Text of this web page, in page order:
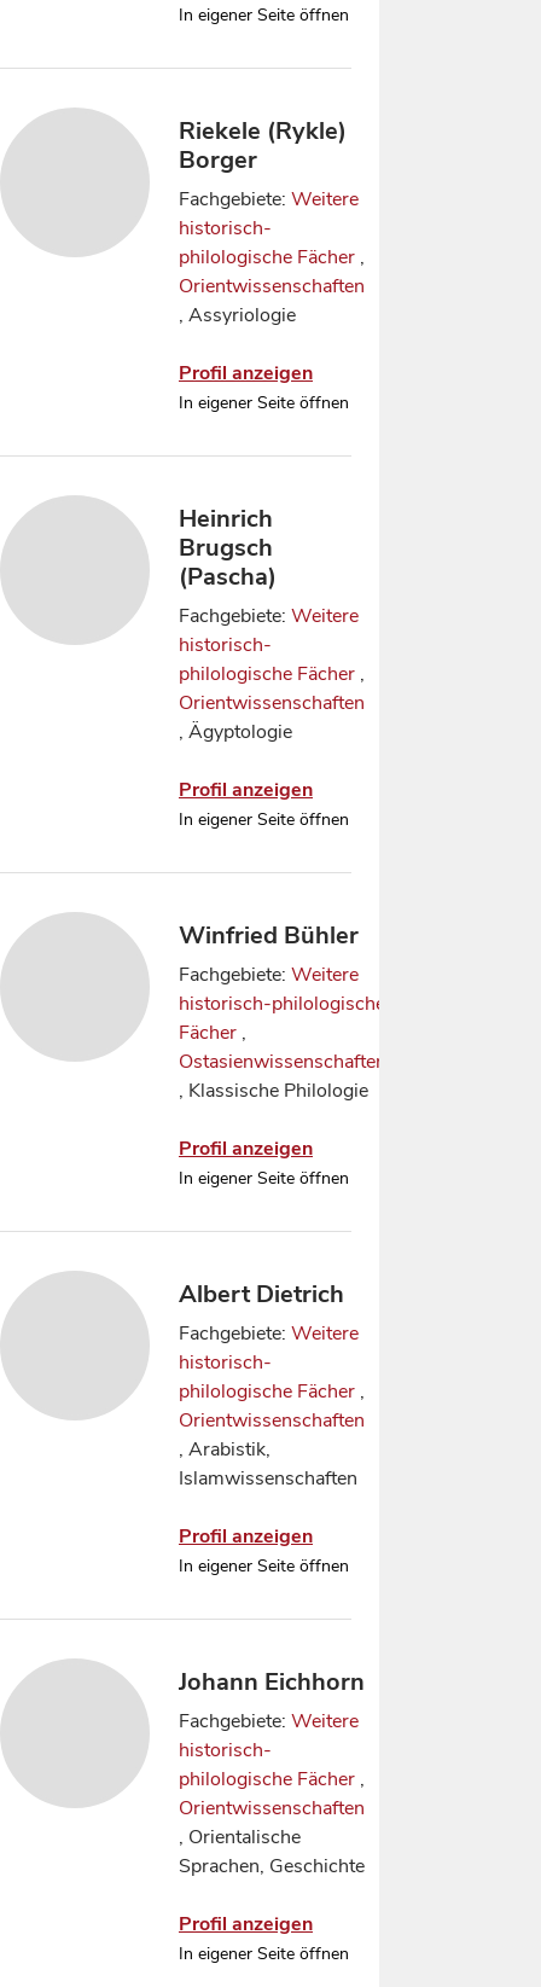
In eigener Seite öffnen
Riekele (Rykle)
Borger
Fachgebiete: Weitere
historisch-
philologische Fächer ,
Orientwissenschaften
, Assyriologie
Profil anzeigen
In eigener Seite öffnen
Heinrich
Brugsch
(Pascha)
Fachgebiete: Weitere
historisch-
philologische Fächer ,
Orientwissenschaften
, Ägyptologie
Profil anzeigen
In eigener Seite öffnen
Winfried Bühler
Fachgebiete: Weitere
historisch-philologische
Fächer ,
Ostasienwissenschaften
, Klassische Philologie
Profil anzeigen
In eigener Seite öffnen
Albert Dietrich
Fachgebiete: Weitere
historisch-
philologische Fächer ,
Orientwissenschaften
, Arabistik,
Islamwissenschaften
Profil anzeigen
In eigener Seite öffnen
Johann Eichhorn
Fachgebiete: Weitere
historisch-
philologische Fächer ,
Orientwissenschaften
, Orientalische
Sprachen, Geschichte
Profil anzeigen
In eigener Seite öffnen